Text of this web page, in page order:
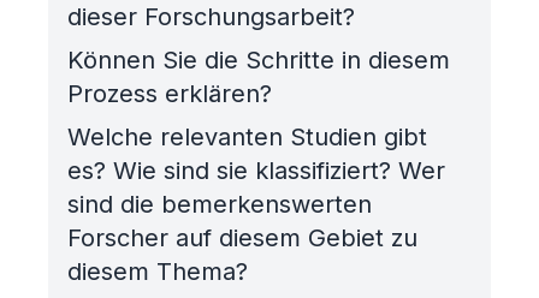
dieser Forschungsarbeit?
Können Sie die Schritte in diesem
Prozess erklären?
Welche relevanten Studien gibt
es? Wie sind sie klassifiziert? Wer
sind die bemerkenswerten
Forscher auf diesem Gebiet zu
diesem Thema?